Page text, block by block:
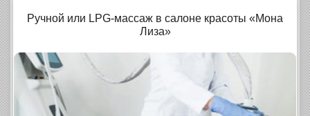
Ручной или LPG-массаж в салоне красоты «Мона
Лиза»